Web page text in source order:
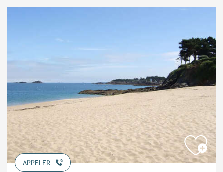
APPELER